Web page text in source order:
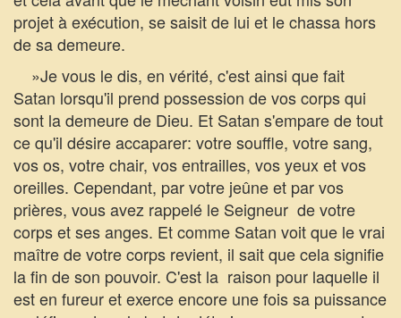
projet à exécution, se saisit de lui et le chassa hors
de sa demeure.
»Je vous le dis, en vérité, c'est ainsi que fait
Satan lorsqu'il prend possession de vos corps qui
sont la demeure de Dieu. Et Satan s'empare de tout
ce qu'il désire accaparer: votre souffle, votre sang,
vos os, votre chair, vos entrailles, vos yeux et vos
oreilles. Cependant, par votre jeûne et par vos
prières, vous avez rappelé le Seigneur de votre
corps et ses anges. Et comme Satan voit que le vrai
maître de votre corps revient, il sait que cela signifie
la fin de son pouvoir. C'est la raison pour laquelle il
est en fureur et exerce encore une fois sa puissance